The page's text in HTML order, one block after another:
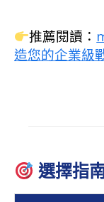
推薦閱讀：
造您的企業級
選擇指